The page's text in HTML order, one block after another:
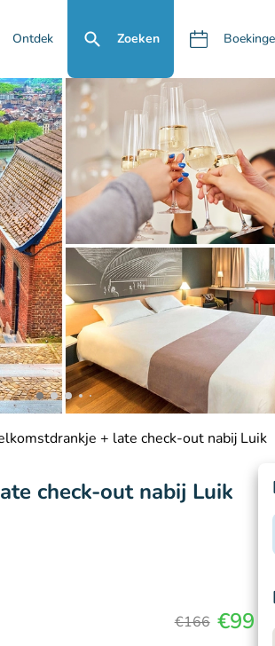
Ontdek Zoeken
+ late check-out nabij Luik
check-out nabij Luik
€166 €99